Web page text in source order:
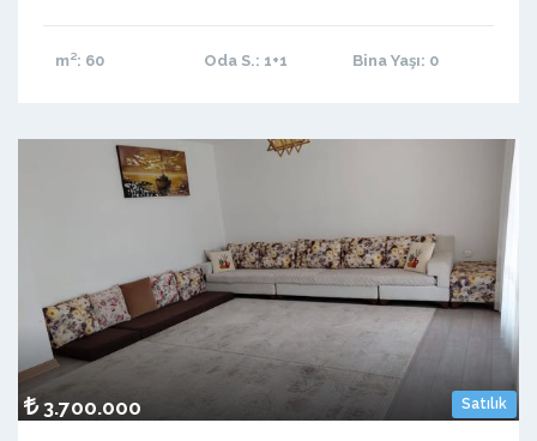
m²: 60 Oda S.: 1+1 Bina Yaşı: 0
Satılık
3.700.000